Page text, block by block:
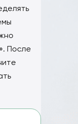
После